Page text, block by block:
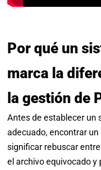
Por qué un
marca la
la gestión de
Antes de establecer un
adecuado, encontrar un
significar rebuscar
el archivo equivocado y